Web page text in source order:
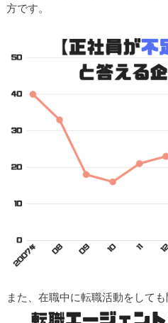
方です。
また、在職中に転職活動をして